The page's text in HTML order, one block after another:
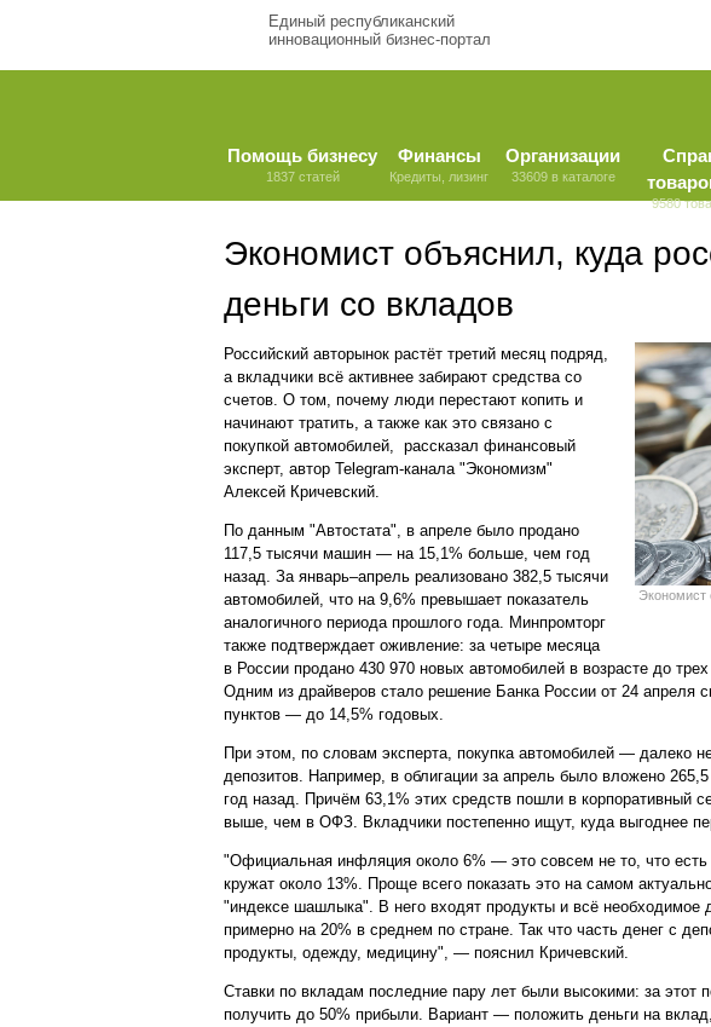
Единый республиканский
инновационный бизнес-портал
Помощь бизнесу
1837 статей
Финансы
Кредиты, лизинг
Организации
33609 в каталоге
9580
Экономист объяснил, куда
деньги со вкладов
Экономист
Российский авторынок растёт третий месяц подряд,
а вкладчики всё активнее забирают средства со
счетов. О том, почему люди перестают копить и
начинают тратить, а также как это связано с
покупкой автомобилей, рассказал финансовый
эксперт, автор Telegram-канала "Экономизм"
Алексей Кричевский.
По данным "Автостата", в апреле было продано
117,5 тысячи машин — на 15,1% больше, чем год
назад. За январь–апрель реализовано 382,5 тысячи
автомобилей, что на 9,6% превышает показатель
аналогичного периода прошлого года. Минпромторг
также подтверждает оживление: за четыре месяца
в России продано 430 970 новых автомобилей в возрасте до
Одним из драйверов стало решение Банка России от 24 апреля
пунктов — до 14,5% годовых.
При этом, по словам эксперта, покупка автомобилей — далеко
депозитов. Например, в облигации за апрель было вложено
год назад. Причём 63,1% этих средств пошли в корпоративный
выше, чем в ОФЗ. Вкладчики постепенно ищут, куда выгоднее
"Официальная инфляция около 6% — это совсем не то, что
кружат около 13%. Проще всего показать это на самом
"индексе шашлыка". В него входят продукты и всё необходимое
примерно на 20% в среднем по стране. Так что часть денег с
продукты, одежду, медицину", — пояснил Кричевский.
Ставки по вкладам последние пару лет были высокими: за этот
получить до 50% прибыли. Вариант — положить деньги на